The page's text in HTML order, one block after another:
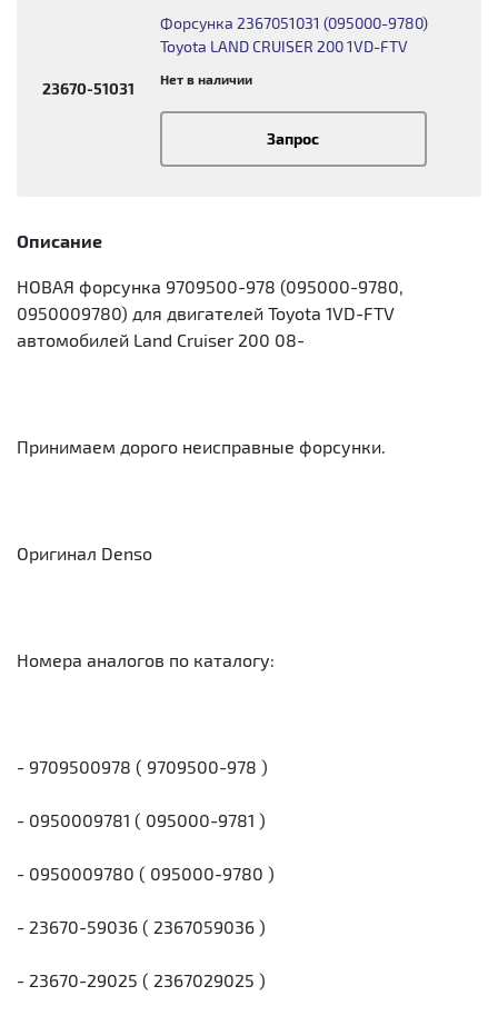
23670-51031
Форсунка 2367051031 (095000-9780)
Toyota LAND CRUISER 200 1VD-FTV
Нет в наличии
Запрос
Описание
НОВАЯ форсунка 9709500-978 (095000-9780,
0950009780) для двигателей Toyota 1VD-FTV
автомобилей Land Cruiser 200 08-
Принимаем дорого неисправные форсунки.
Оригинал Denso
Номера аналогов по каталогу:
- 9709500978 ( 9709500-978 )
- 0950009781 ( 095000-9781 )
- 0950009780 ( 095000-9780 )
- 23670-59036 ( 2367059036 )
- 23670-29025 ( 2367029025 )